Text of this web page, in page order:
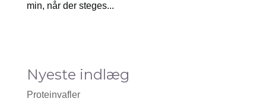
min, når der steges...
Nyeste indlæg
Proteinvafler